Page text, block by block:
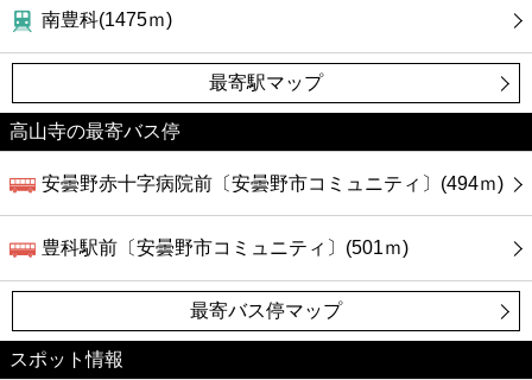
南豊科(1475ｍ)
最寄駅マップ
高山寺の最寄バス停
安曇野赤十字病院前〔安曇野市コミュニティ〕(494ｍ)
豊科駅前〔安曇野市コミュニティ〕(501ｍ)
最寄バス停マップ
スポット情報